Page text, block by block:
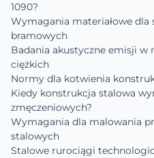
1090?
Wymagania materiałowe
bramowych
Badania akustyczne emisji
ciężkich
Normy dla kotwienia
Kiedy konstrukcja stalowa
zmęczeniowych?
Wymagania dla malowania
stalowych
Stalowe rurociągi